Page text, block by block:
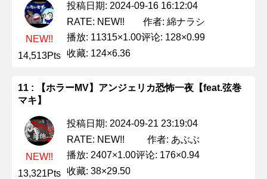
NEW!!
14,513Pts
投稿日期: 2024-09-16 16:12:04
RATE: NEW!!
作者: 綿ナラシ
播放: 11315×1.00评论: 128×0.99
收藏: 124×6.36
11 : 【ホラーMV】アンジェリカ恐怖一夜【feat.弦巻
マキ】
NEW!!
13,321Pts
投稿日期: 2024-09-21 23:19:04
RATE: NEW!!
作者: あぶぶ
播放: 2407×1.00评论: 176×0.94
收藏: 38×29.50